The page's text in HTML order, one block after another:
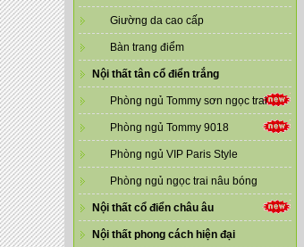
Giường da cao cấp
Bàn trang điểm
Nội thất tân cổ điển trắng
Phòng ngủ Tommy sơn ngọc trai
Phòng ngủ Tommy 9018
Phòng ngủ VIP Paris Style
Phòng ngủ ngọc trai nâu bóng
Nội thất cổ điển châu âu
Nội thất phong cách hiện đại